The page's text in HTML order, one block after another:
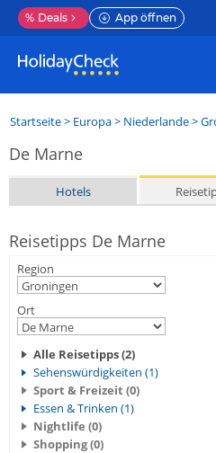
% Deals App öffnen
Startseite> Europa> Niederlande>
De Marne
Hotels
Reisetipps De Marne
Region
Ort
Alle Reisetipps (2)
Sehenswürdigkeiten (1)
Sport & Freizeit (0)
Essen & Trinken (1)
Nightlife (0)
Shopping (0)